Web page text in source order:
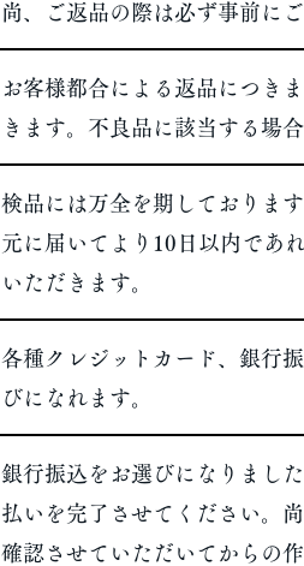
尚、ご返品の際は必ず事前に
お客様都合による返品につき
きます。不良品に該当する場
検品には万全を期しておりま
元に届いてより10日以内であ
いただきます。
各種クレジットカード、銀行
びになれます。
銀行振込をお選びになりまし
払いを完了させてください。
確認させていただいてからの作